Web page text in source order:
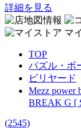
詳細を見る
マ
TOP
パズル・ボ
ビリヤード
Mezz power
BREAK G [
(2545)